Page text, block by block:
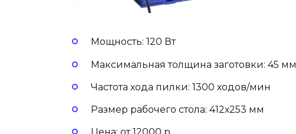
Мощность: 120 Вт
Максимальная толщина заготовки: 45 мм
Частота хода пилки: 1300 ходов/мин
Размер рабочего стола: 412х253 мм